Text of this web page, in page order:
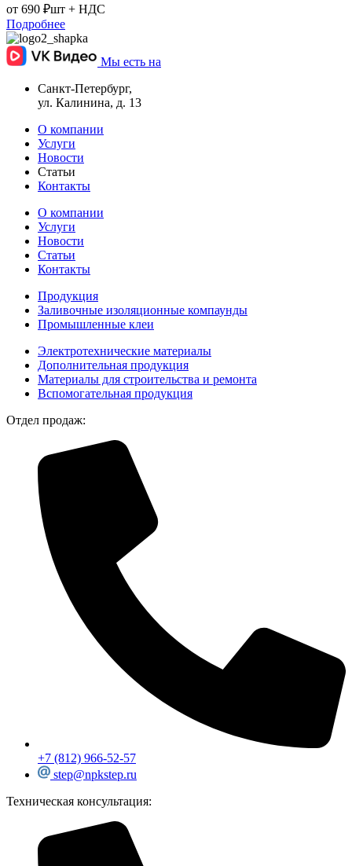
от 690 ₽шт + НДС
Подробнее
Мы есть на
Санкт-Петербург,
ул. Калинина, д. 13
О компании
Услуги
Новости
Статьи
Контакты
О компании
Услуги
Новости
Статьи
Контакты
Продукция
Заливочные изоляционные компаунды
Промышленные клеи
Электротехнические материалы
Дополнительная продукция
Материалы для строительства и ремонта
Вспомогательная продукция
Отдел продаж:
+7 (812) 966-52-57
step@npkstep.ru
Техническая консультация: